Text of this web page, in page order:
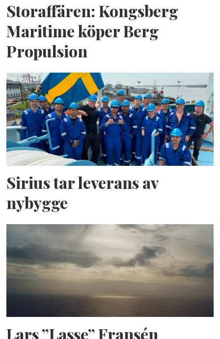
Storaffären: Kongsberg
Maritime köper Berg
Propulsion
Sirius tar leverans av
nybygge
Lars ”Lasse” Fransén